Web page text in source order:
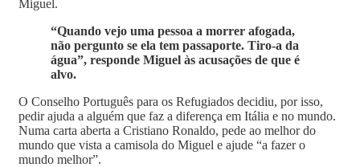
Miguel.
“Quando vejo uma pessoa a morrer afogada,
não pergunto se ela tem passaporte. Tiro-a da
água”, responde Miguel às acusações de que é
alvo.
O Conselho Português para os Refugiados decidiu, por isso,
pedir ajuda a alguém que faz a diferença em Itália e no mundo.
Numa carta aberta a Cristiano Ronaldo, pede ao melhor do
mundo que vista a camisola do Miguel e ajude “a fazer o
mundo melhor”.